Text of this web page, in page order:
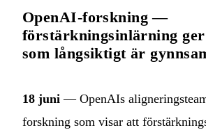
OpenAI-forskning —
förstärkningsinlärning
som långsiktigt är
18 juni — OpenAIs
forskning som visar att